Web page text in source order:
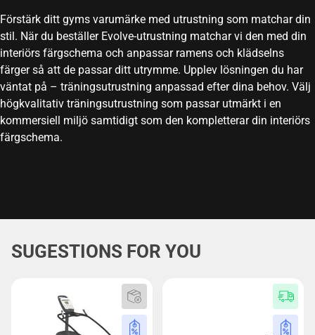
Förstärk ditt gyms varumärke med utrustning som matchar din
stil. När du beställer Evolve-utrustning matchar vi den med din
interiörs färgschema och anpassar ramens och klädselns
färger så att de passar ditt utrymme. Upplev lösningen du har
väntat på – träningsutrustning anpassad efter dina behov. Välj
högkvalitativ träningsutrustning som passar utmärkt i en
kommersiell miljö samtidigt som den kompletterar din interiörs
färgschema.
SUGESTIONS FOR YOU